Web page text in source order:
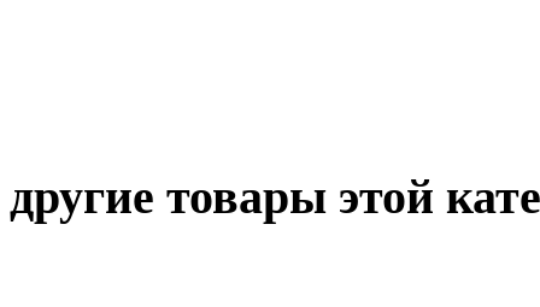
другие товары этой